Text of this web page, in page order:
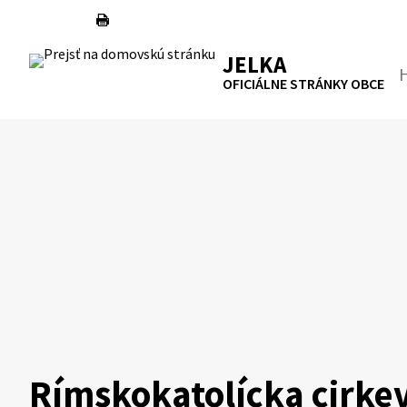
obsah
RSS Mapa Tlačiť
JELKA
OFICIÁLNE STRÁNKY OBCE
Rímskokatolícka